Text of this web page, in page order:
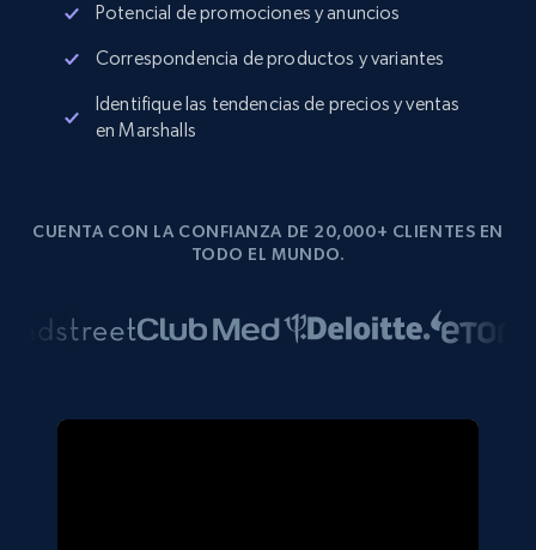
Potencial de promociones y anuncios
Correspondencia de productos y variantes
Identifique las tendencias de precios y ventas
en Marshalls
CUENTA CON LA CONFIANZA DE 20,000+ CLIENTES EN
TODO EL MUNDO.